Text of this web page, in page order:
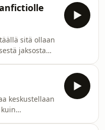
uran
viihdyt jakson
BTS-
sitä ollaan
jaksosta
Harry Potter
ja Vilma luki
ja kertoo
viihdyt
keskustellaan